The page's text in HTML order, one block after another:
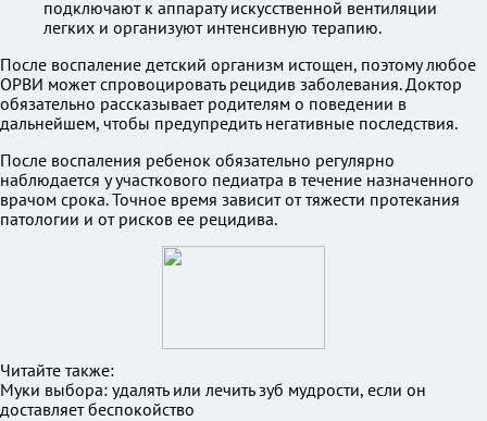
подключают к аппарату искусственной вентиляции
легких и организуют интенсивную терапию.
После воспаление детский организм истощен, поэтому любое
ОРВИ может спровоцировать рецидив заболевания. Доктор
обязательно рассказывает родителям о поведении в
дальнейшем, чтобы предупредить негативные последствия.
После воспаления ребенок обязательно регулярно
наблюдается у участкового педиатра в течение назначенного
врачом срока. Точное время зависит от тяжести протекания
патологии и от рисков ее рецидива.
Читайте также:
Муки выбора: удалять или лечить зуб мудрости, если он
доставляет беспокойство